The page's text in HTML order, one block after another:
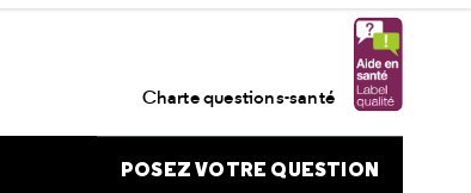
Charte questions-santé
POSEZ VOTRE QUESTION